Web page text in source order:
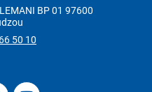
BP 01 97600
50 10